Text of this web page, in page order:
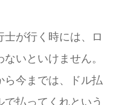
が行く時には、ロ
いといけません。
ら今までは、ドル払
払ってくれという